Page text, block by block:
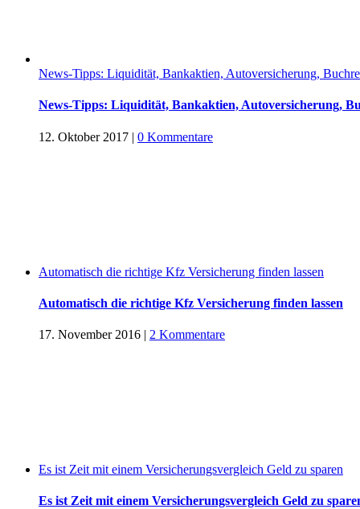
News-Tipps: Liquidität, Bankaktien, Autoversicherung,
News-Tipps: Liquidität, Bankaktien, Autoversicherung,
12. Oktober 2017 | 0 Kommentare
Automatisch die richtige Kfz Versicherung finden lassen
Automatisch die richtige Kfz Versicherung finden lassen
17. November 2016 | 2 Kommentare
Es ist Zeit mit einem Versicherungsvergleich Geld zu sparen
Es ist Zeit mit einem Versicherungsvergleich Geld zu